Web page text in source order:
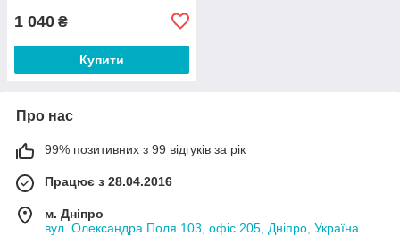
1 040 ₴
Купити
Про нас
99% позитивних з 99 відгуків за рік
Працює з 28.04.2016
м. Дніпро
вул. Олександра Поля 103, офіс 205, Дніпро, Україна